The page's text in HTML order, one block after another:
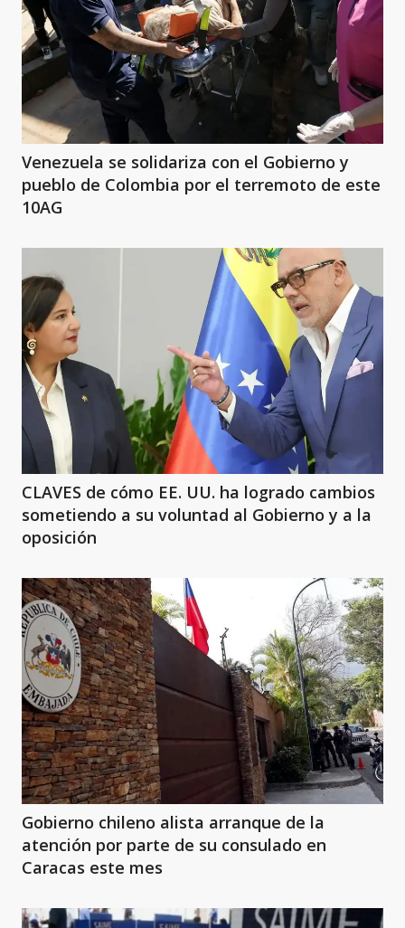
Venezuela se solidariza con el Gobierno y
pueblo de Colombia por el terremoto de este
10AG
CLAVES de cómo EE. UU. ha logrado cambios
sometiendo a su voluntad al Gobierno y a la
oposición
Gobierno chileno alista arranque de la
atención por parte de su consulado en
Caracas este mes